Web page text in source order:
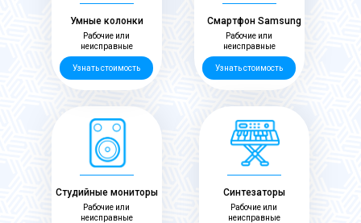
Узнать стоимость
Смартфон Samsung
Рабочие или
неисправные
Рабочие или
неисправные
Синтезаторы
Рабочие или
неисправные
Студийные мониторы
Узнать стоимость
Умные колонки
Рабочие или
неисправные